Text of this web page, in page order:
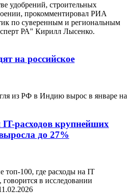
удобрений, строительных
прокомментировал РИА
по суверенным и региональным
РА" Кирилл Лысенко.
на российское
из РФ в Индию вырос в январе на
расходов крупнейших
до 27%
топ-100, где расходы на IT
в исследовании